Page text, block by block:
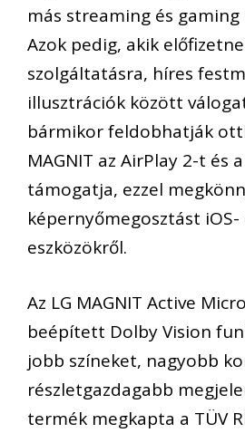
más streaming és
Azok pedig, akik
szolgáltatásra, híres
illusztrációk között
bármikor feldobhatják
MAGNIT az AirPlay 2-t és
támogatja, ezzel
képernyőmegosztást
eszközökről.
Az LG MAGNIT Active
beépített Dolby Vision
jobb színeket, nagyobb
részletgazdagabb
termék megkapta a TÜV